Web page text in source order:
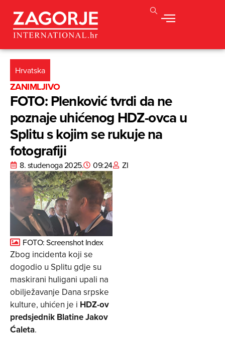
Hrvatska
ZANIMLJIVO
FOTO: Plenković tvrdi da ne
poznaje uhićenog HDZ-ovca u
Splitu s kojim se rukuje na
fotografiji
8. studenoga 2025. 09:24 ZI
FOTO: Screenshot Index
Zbog incidenta koji se
dogodio u Splitu gdje su
maskirani huligani upali na
obilježavanje Dana srpske
kulture, uhićen je i HDZ-ov
predsjednik Blatine Jakov
Ćaleta.